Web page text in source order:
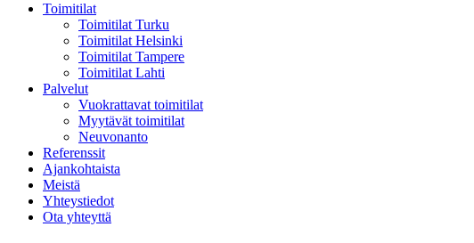
Toimitilat
Toimitilat Turku
Toimitilat Helsinki
Toimitilat Tampere
Toimitilat Lahti
Palvelut
Vuokrattavat toimitilat
Myytävät toimitilat
Neuvonanto
Referenssit
Ajankohtaista
Meistä
Yhteystiedot
Ota yhteyttä